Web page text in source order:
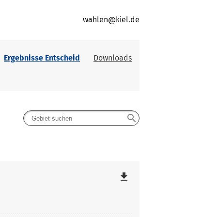
wahlen@kiel.de
Ergebnisse Entscheid Downloads
search
file_download